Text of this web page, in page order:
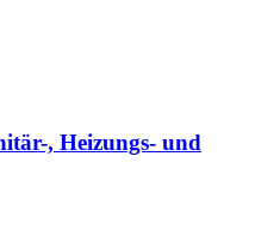
, Heizungs- und